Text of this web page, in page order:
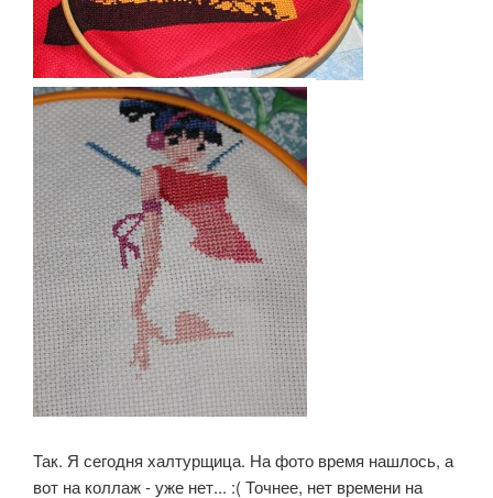
Так. Я сегодня халтурщица. На фото время нашлось, а
вот на коллаж - уже нет... :( Точнее, нет времени на